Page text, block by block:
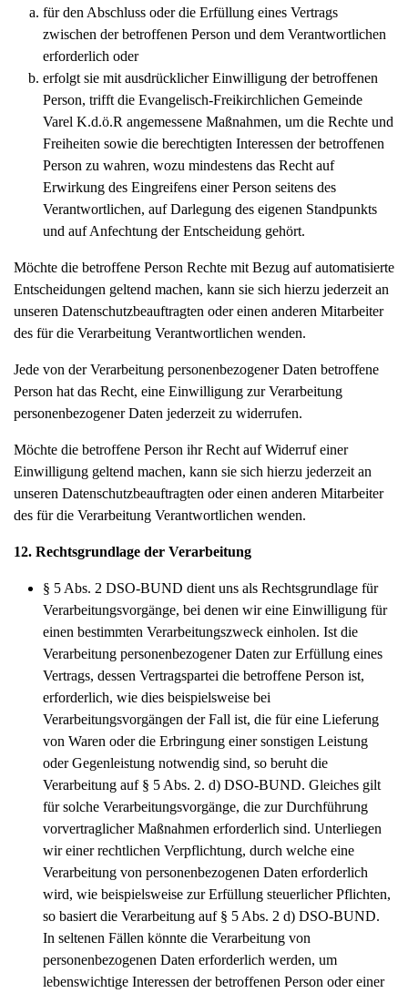
für den Abschluss oder die Erfüllung eines Vertrags
zwischen der betroffenen Person und dem Verantwortlichen
erforderlich oder
erfolgt sie mit ausdrücklicher Einwilligung der betroffenen
Person, trifft die Evangelisch-Freikirchlichen Gemeinde
Varel K.d.ö.R angemessene Maßnahmen, um die Rechte und
Freiheiten sowie die berechtigten Interessen der betroffenen
Person zu wahren, wozu mindestens das Recht auf
Erwirkung des Eingreifens einer Person seitens des
Verantwortlichen, auf Darlegung des eigenen Standpunkts
und auf Anfechtung der Entscheidung gehört.
Möchte die betroffene Person Rechte mit Bezug auf automatisierte
Entscheidungen geltend machen, kann sie sich hierzu jederzeit an
unseren Datenschutzbeauftragten oder einen anderen Mitarbeiter
des für die Verarbeitung Verantwortlichen wenden.
Jede von der Verarbeitung personenbezogener Daten betroffene
Person hat das Recht, eine Einwilligung zur Verarbeitung
personenbezogener Daten jederzeit zu widerrufen.
Möchte die betroffene Person ihr Recht auf Widerruf einer
Einwilligung geltend machen, kann sie sich hierzu jederzeit an
unseren Datenschutzbeauftragten oder einen anderen Mitarbeiter
des für die Verarbeitung Verantwortlichen wenden.
12. Rechtsgrundlage der Verarbeitung
§ 5 Abs. 2 DSO-BUND dient uns als Rechtsgrundlage für
Verarbeitungsvorgänge, bei denen wir eine Einwilligung für
einen bestimmten Verarbeitungszweck einholen. Ist die
Verarbeitung personenbezogener Daten zur Erfüllung eines
Vertrags, dessen Vertragspartei die betroffene Person ist,
erforderlich, wie dies beispielsweise bei
Verarbeitungsvorgängen der Fall ist, die für eine Lieferung
von Waren oder die Erbringung einer sonstigen Leistung
oder Gegenleistung notwendig sind, so beruht die
Verarbeitung auf § 5 Abs. 2. d) DSO-BUND. Gleiches gilt
für solche Verarbeitungsvorgänge, die zur Durchführung
vorvertraglicher Maßnahmen erforderlich sind. Unterliegen
wir einer rechtlichen Verpflichtung, durch welche eine
Verarbeitung von personenbezogenen Daten erforderlich
wird, wie beispielsweise zur Erfüllung steuerlicher Pflichten,
so basiert die Verarbeitung auf § 5 Abs. 2 d) DSO-BUND.
In seltenen Fällen könnte die Verarbeitung von
personenbezogenen Daten erforderlich werden, um
lebenswichtige Interessen der betroffenen Person oder einer